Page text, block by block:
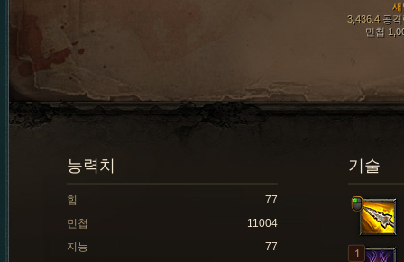
새
3,436.4 공격
민첩
기술
능력치
힘
77
민첩
11004
지능
77